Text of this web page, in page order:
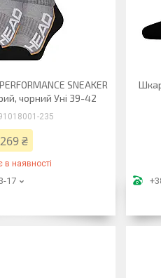
SNEAKER
чорний Уні 39-42
235
269 ₴
в наявності
17